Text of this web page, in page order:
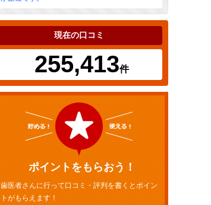
現在の口コミ
255,413件
ポイントをもらおう！
歯医者さんに行って口コミ・評判を書くとポイン
トがもらえます！